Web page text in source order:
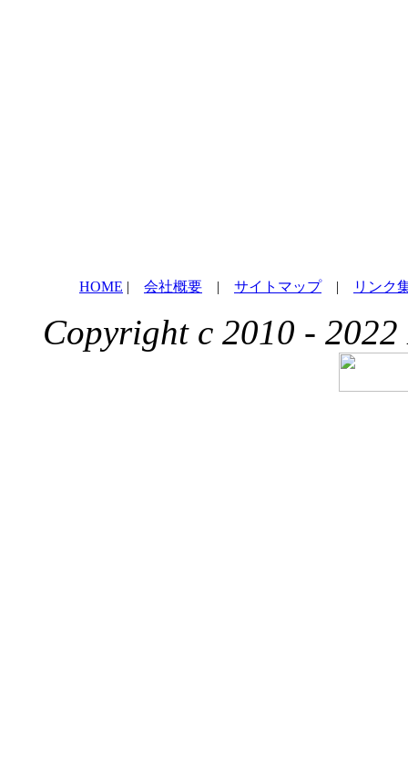
HOME | 会社概要 | サイトマップ| リンク
Copyright c 2010 - 2022